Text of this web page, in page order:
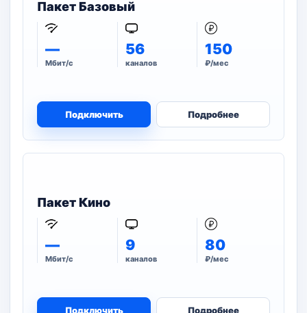
Пакет Базовый
—
Мбит/с
56
каналов
150
₽/мес
Подключить Подробнее
Пакет Кино
—
Мбит/с
9
каналов
80
₽/мес
Подключить Подробнее